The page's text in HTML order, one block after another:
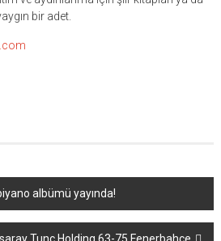
bir adet.
albümü yayında!